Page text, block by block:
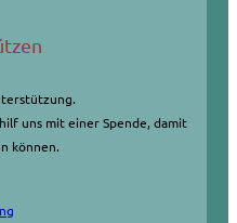
uns mit einer Spende, damit
können.